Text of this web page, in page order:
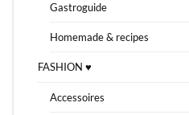
Gastroguide
Homemade & recipes
FASHION ♥
Accessoires